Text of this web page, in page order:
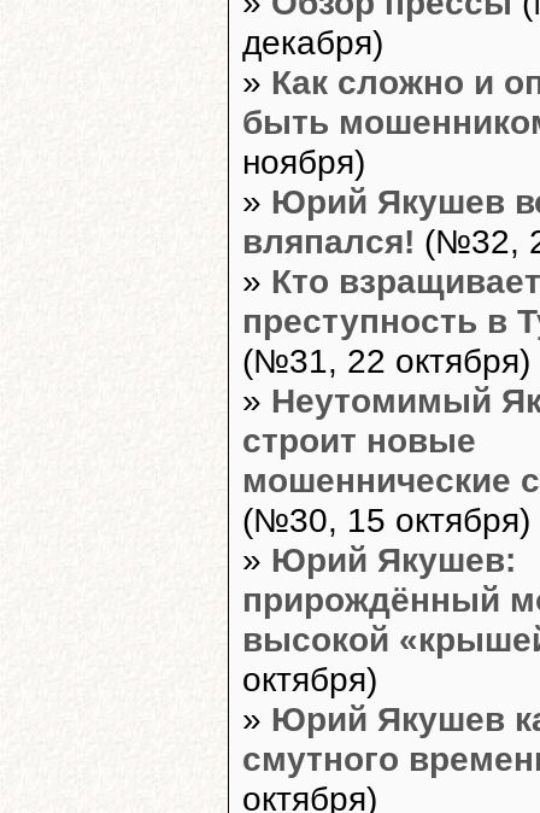
декабря)
» Как сложно и
быть
ноября)
» Юрий Якушев
вляпался! (№32,
» Кто взращивает
преступность в
(№31, 22 октября)
» Неутомимый
строит новые
мошеннические
(№30, 15 октября)
» Юрий Якушев:
прирождённый
высокой
октября)
» Юрий Якушев
смутного
октября)